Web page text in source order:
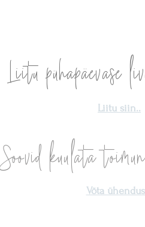
Liitu pühapäevase
Liitu siin..
Soovid kuulata
Võta